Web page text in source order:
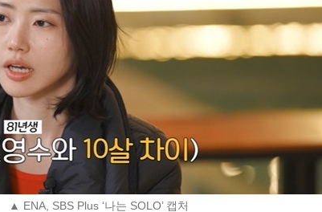
▲ ENA, SBS Plus ‘나는 SOLO’ 캡처